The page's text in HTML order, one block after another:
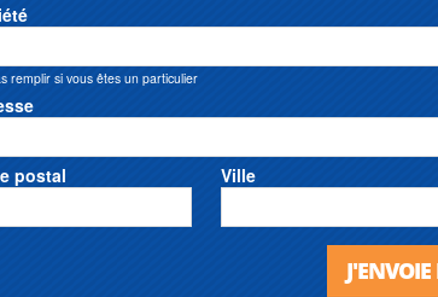
remplir si vous êtes un particulier
postal Ville